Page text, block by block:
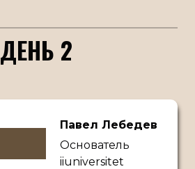
ДЕНЬ 2
Павел Лебедев
Основатель
iiuniversitet